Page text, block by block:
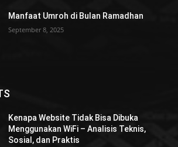
Manfaat Umroh di Bulan Ramadhan
September 8, 2025
Kenapa Website Tidak Bisa Dibuka
Menggunakan WiFi – Analisis Teknis,
Sosial, dan Praktis